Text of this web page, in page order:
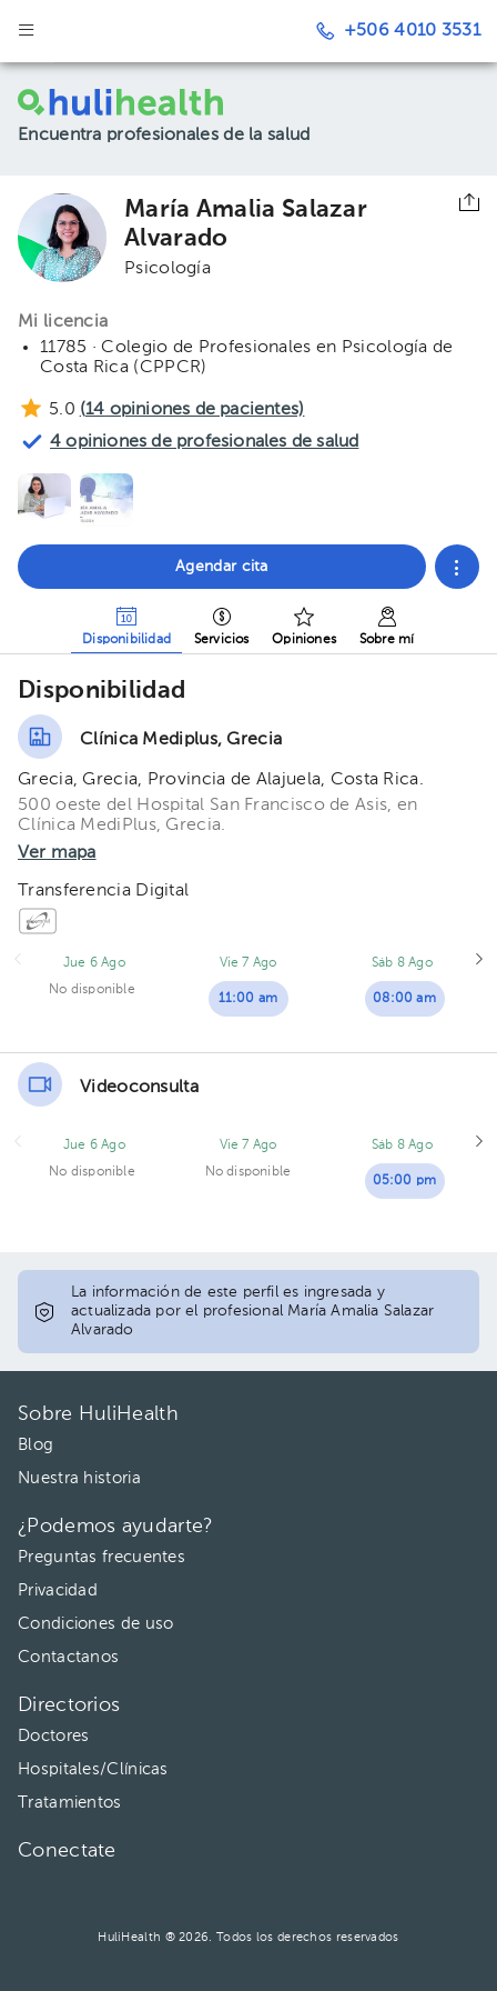
+506 4010 3531
Encuentra profesionales de la salud
María Amalia Salazar
Alvarado
Psicología
Mi licencia
11785 · Colegio de Profesionales en Psicología de
Costa Rica (CPPCR)
5.0 (14 opiniones de pacientes)
4 opiniones de profesionales de salud
Agendar cita
Disponibilidad Servicios Opiniones Sobre mí
Disponibilidad
Clínica Mediplus, Grecia
Grecia, Grecia, Provincia de Alajuela, Costa Rica.
500 oeste del Hospital San Francisco de Asis, en
Clínica MediPlus, Grecia.
Ver mapa
Transferencia Digital
Jue 6 Ago
No disponible
Vie 7 Ago
11:00 am
Sáb 8 Ago
08:00 am
Videoconsulta
Jue 6 Ago
No disponible
Vie 7 Ago
No disponible
Sáb 8 Ago
05:00 pm
La información de este perfil es ingresada y
actualizada por el profesional María Amalia Salazar
Alvarado
Sobre HuliHealth
Blog
Nuestra historia
¿Podemos ayudarte?
Preguntas frecuentes
Privacidad
Condiciones de uso
Contactanos
Directorios
Doctores
Hospitales/Clínicas
Tratamientos
Conectate
HuliHealth ® 2026. Todos los derechos reservados